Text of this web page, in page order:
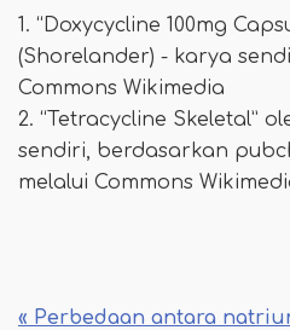
1. “Doxycycline 100mg
(Shorelander) - karya
Commons Wikimedia
2. “Tetracycline Skeletal”
sendiri, berdasarkan
melalui Commons
« Perbedaan antara